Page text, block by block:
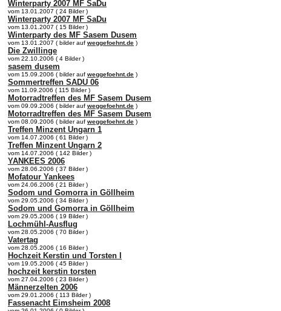
Winterparty 2007 MF SaDu
vom 13.01.2007 ( 24 Bilder )
Winterparty 2007 MF SaDu
vom 13.01.2007 ( 15 Bilder )
Winterparty des MF Sasem Dusem
vom 13.01.2007 ( bilder auf weggefoehnt.de )
Die Zwillinge
vom 22.10.2006 ( 4 Bilder )
sasem dusem
vom 15.09.2006 ( bilder auf weggefoehnt.de )
Sommertreffen SADU 06
vom 11.09.2006 ( 115 Bilder )
Motorradtreffen des MF Sasem Dusem
vom 09.09.2006 ( bilder auf weggefoehnt.de )
Motorradtreffen des MF Sasem Dusem
vom 08.09.2006 ( bilder auf weggefoehnt.de )
Treffen Minzent Ungarn 1
vom 14.07.2006 ( 61 Bilder )
Treffen Minzent Ungarn 2
vom 14.07.2006 ( 142 Bilder )
YANKEES 2006
vom 28.06.2006 ( 37 Bilder )
Mofatour Yankees
vom 24.06.2006 ( 21 Bilder )
Sodom und Gomorra in Göllheim
vom 29.05.2006 ( 34 Bilder )
Sodom und Gomorra in Göllheim
vom 29.05.2006 ( 19 Bilder )
Lochmühl-Ausflug
vom 28.05.2006 ( 70 Bilder )
Vatertag
vom 28.05.2006 ( 16 Bilder )
Hochzeit Kerstin und Torsten I
vom 19.05.2006 ( 45 Bilder )
hochzeit kerstin torsten
vom 27.04.2006 ( 23 Bilder )
Männerzelten 2006
vom 29.01.2006 ( 113 Bilder )
Fassenacht Eimsheim 2008